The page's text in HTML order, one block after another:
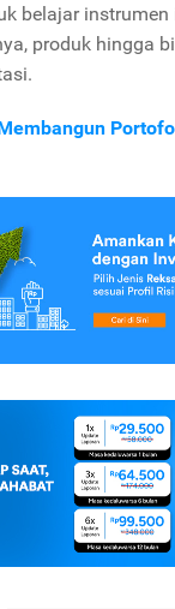
belajar
produk hingga